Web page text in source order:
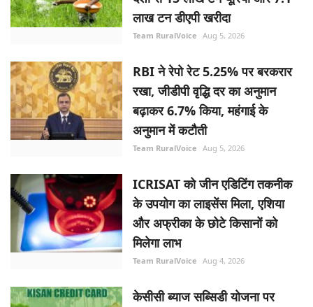
लाख टन डीएपी खरीदा
Team RuralVoice Aug 5, 2026
RBI ने रेपो रेट 5.25% पर बरकरार
रखा, जीडीपी वृद्धि दर का अनुमान
बढ़ाकर 6.7% किया, महंगाई के
अनुमान में कटौती
Team RuralVoice Aug 5, 2026
ICRISAT को जीन एडिटिंग तकनीक
के उपयोग का लाइसेंस मिला, एशिया
और अफ्रीका के छोटे किसानों को
मिलेगा लाभ
Team RuralVoice Aug 4, 2026
केसीसी ब्याज सब्सिडी योजना पर